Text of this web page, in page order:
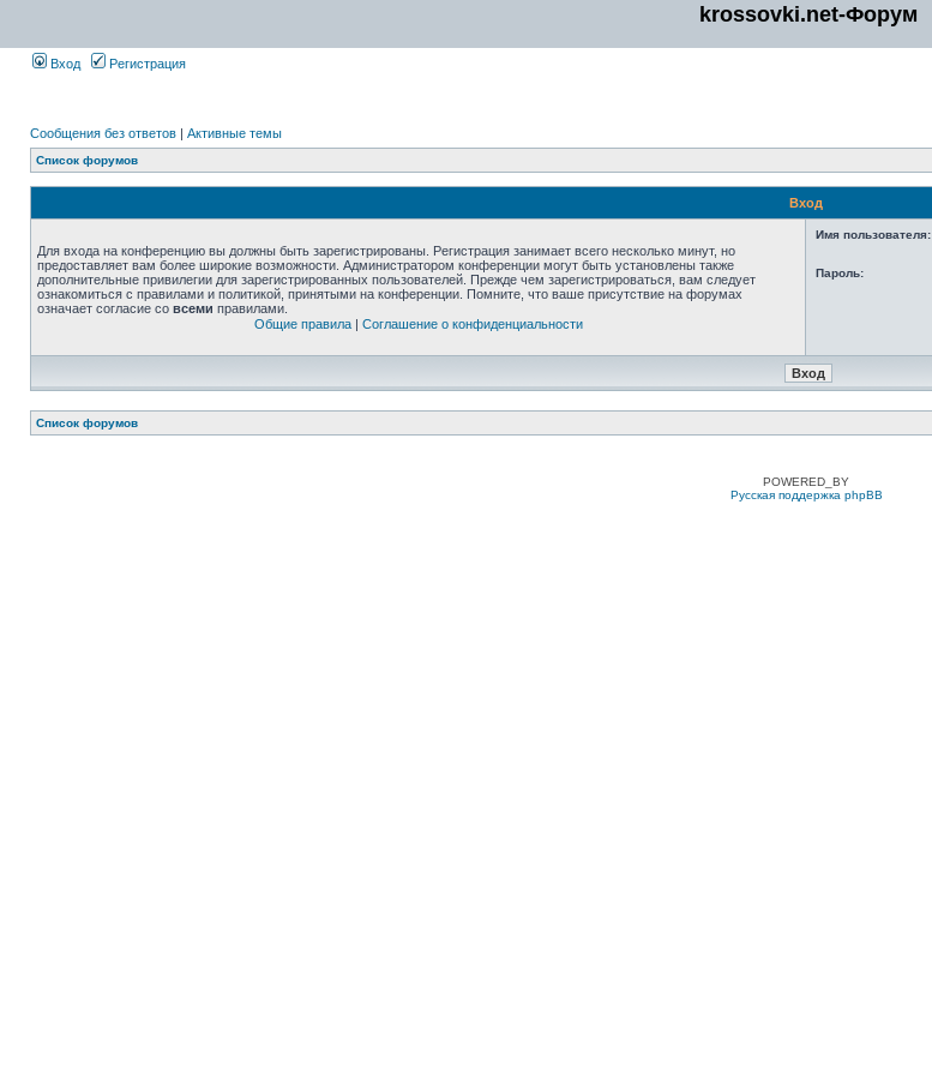
krossovki.net-Форум
Вход Регистрация
Сообщения без ответов | Активные темы
Список форумов
Вход
Для входа на конференцию вы должны быть зарегистрированы. Регистрация занимает всего несколько минут, но
предоставляет вам более широкие возможности. Администратором конференции могут быть установлены также
дополнительные привилегии для зарегистрированных пользователей. Прежде чем зарегистрироваться, вам следует
ознакомиться с правилами и политикой, принятыми на конференции. Помните, что ваше присутствие на форумах
означает согласие со всеми правилами.
Общие правила| Соглашение о конфиденциальности
Имя пользователя:
Пароль:
Список форумов
POWERED_BY
Русская поддержка phpBB